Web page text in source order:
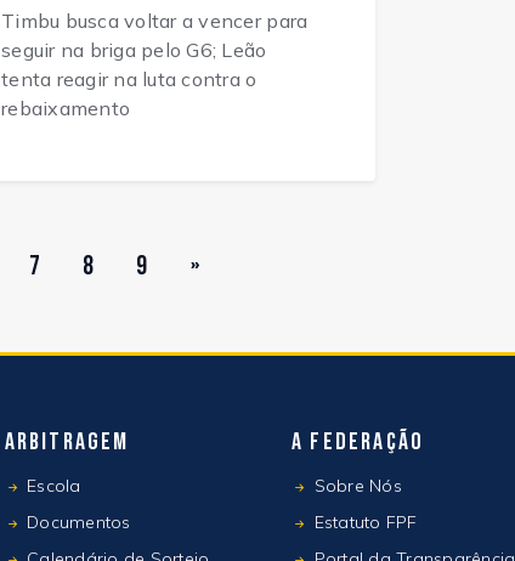
Timbu busca voltar a vencer para
seguir na briga pelo G6; Leão
tenta reagir na luta contra o
rebaixamento
7 8 9 »
Arbitragem
Escola
Documentos
A Federação
Sobre Nós
Estatuto FPF